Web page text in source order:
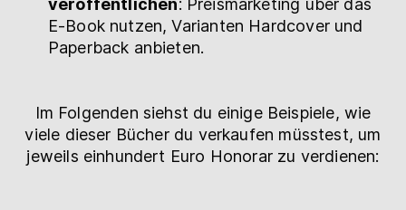
veröffentlichen: Preismarketing über das
E-Book nutzen, Varianten Hardcover und
Paperback anbieten.
Im Folgenden siehst du einige Beispiele, wie
viele dieser Bücher du verkaufen müsstest, um
jeweils einhundert Euro Honorar zu verdienen: